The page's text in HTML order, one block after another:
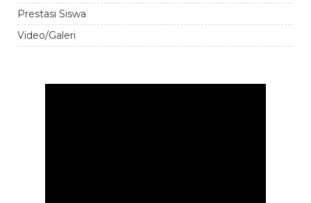
Prestasi Siswa
Video/Galeri